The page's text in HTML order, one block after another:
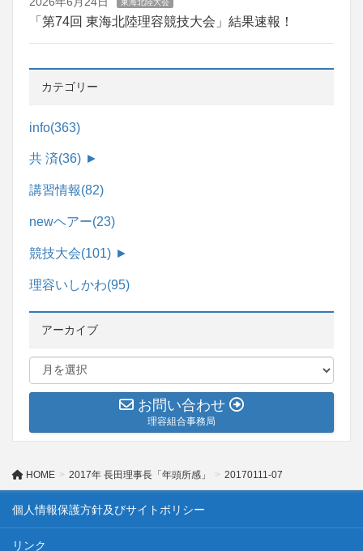
「第74回 東海北陸理容競技大会」結果速報！
カテゴリー
info(363)
共 済(36) ►
講習情報(82)
newヘアー(23)
競技大会(101) ►
理容いしかわ(95)
アーカイブ
お問い合わせ
理容組合事務局
HOME 2017年 長田理事長「年頭所感」 20170111-07
個人情報保護方針及びサイトポリシー
リンク